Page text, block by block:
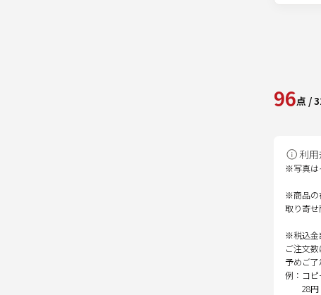
96点 /
利
※写真は
※商品の
取り寄せ
※税込金
ご注文
予めご了
例：コ
28